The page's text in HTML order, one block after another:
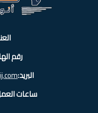
رقم
البريد:
ساعات